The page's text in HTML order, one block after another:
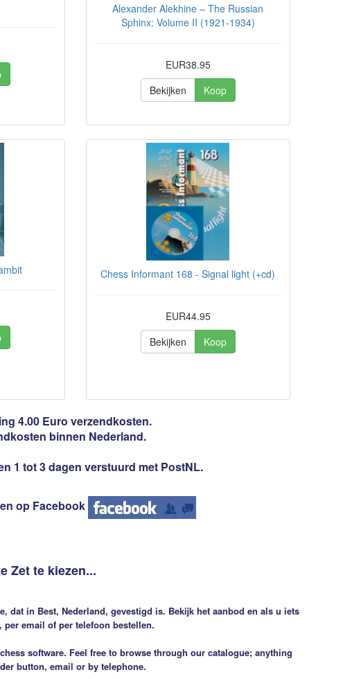
Alexander Alekhine – The Russian
Sphinx: Volume II (1921-1934)
EUR38.95
Bekijken
Koop
Chess Informant 168 - Signal light (+cd)
EUR44.95
Bekijken
Koop
4.00 Euro verzendkosten.
binnen Nederland.
1 tot 3 dagen verstuurd met PostNL.
en op Facebook
Zet te kiezen...
dat in Best, Nederland, gevestigd is. Bekijk het aanbod en als u iets
email of per telefoon bestellen.
software. Feel free to browse through our catalogue; anything
button, email or by telephone.